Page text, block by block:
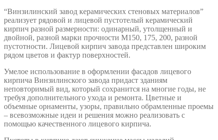
“Винзилинский завод керамических стеновых материалов”
реализует рядовой и лицевой пустотелый керамический
кирпич разной размерности: одинарный, утолщенный и
двойной, разной марки прочности М150, 175, 200, разной
пустотности. Лицевой кирпич завода представлен широким
рядом цветов и фактур поверхностей.
Умелое использование в оформлении фасадов лицевого
кирпича Винзилинского завода придаст зданиям
неповторимый вид, который сохранится на многие годы, не
требуя дополнительного ухода и ремонта. Цветные и
объемные орнаменты, узоры, правильно обрамленные проемы
– всевозможные идеи и решения можно реализовать с
помощью качественного лицевого кирпича.